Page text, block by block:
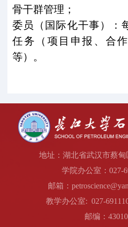
骨干群管理；
委员（国际化干事）：
任务（项目申报、合
等）。
地址：湖北省武汉市蔡甸
学院办公室：027-
邮箱：
教学办公室: 027-
邮编：